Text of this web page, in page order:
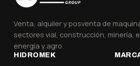
Venta, alquiler y posventa de
sectores vial, construcción, minería,
energía y agro.
HIDROMEK